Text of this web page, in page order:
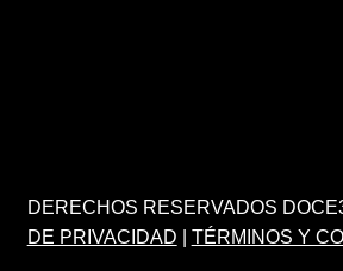
DERECHOS RESERVADOS
DE PRIVACIDAD
TÉRMINOS Y